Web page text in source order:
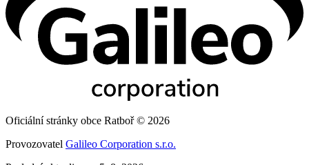
Oficiální stránky obce Ratboř © 2026
Provozovatel Galileo Corporation s.r.o.